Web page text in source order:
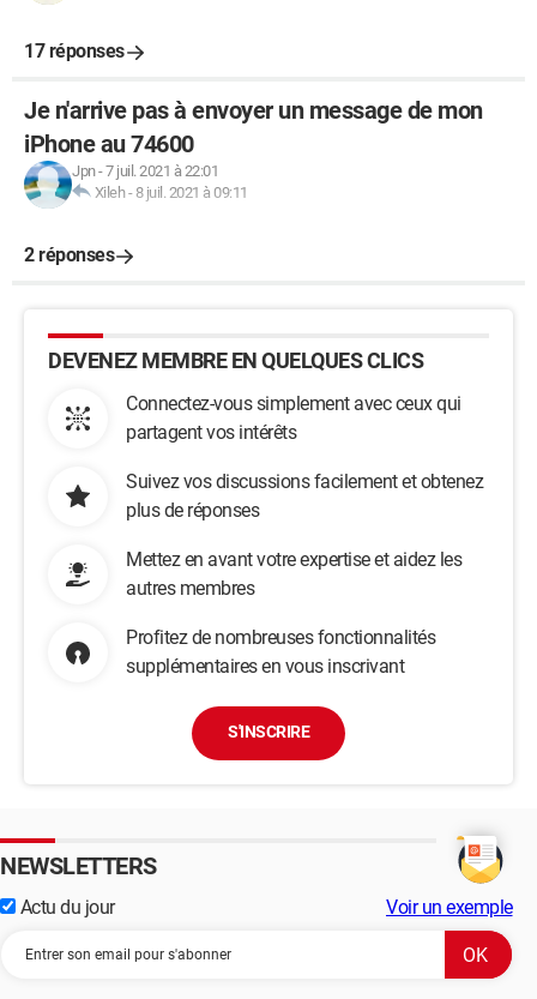
17 réponses
Je n'arrive pas à envoyer un message de mon
iPhone au 74600
Jpn-7 juil. 2021 à 22:01
Xileh- 8 juil. 2021 à 09:11
2 réponses
DEVENEZ MEMBRE EN QUELQUES CLICS
Connectez-vous simplement avec ceux qui
partagent vos intérêts
Suivez vos discussions facilement et obtenez
plus de réponses
Mettez en avant votre expertise et aidez les
autres membres
Profitez de nombreuses fonctionnalités
supplémentaires en vous inscrivant
S'INSCRIRE
NEWSLETTERS
Actu du jour Voir un exemple